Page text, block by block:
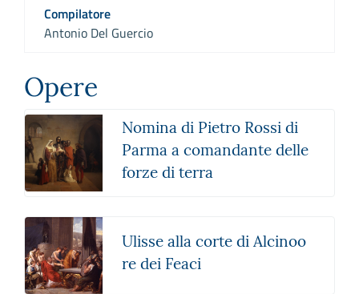
Compilatore
Antonio Del Guercio
Opere
Nomina di Pietro Rossi di
Parma a comandante delle
forze di terra
Ulisse alla corte di Alcinoo
re dei Feaci